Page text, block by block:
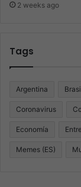
2 weeks ago
Tags
Argentina
Coronavirus
Economía
Memes (ES)